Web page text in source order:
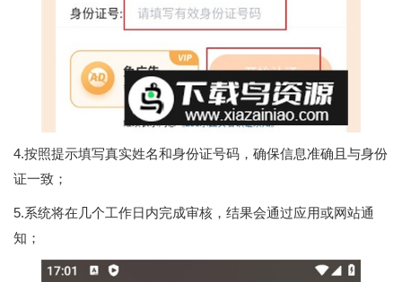
4.按照提示填写真实姓名和身份证号码，确保信息准确且与身份
证一致；
5.系统将在几个工作日内完成审核，结果会通过应用或网站通
知；